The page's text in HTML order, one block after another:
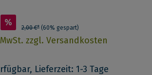
% 2,00 €* (60% gespart)
zzgl. Versandkosten
Lieferzeit: 1-3 Tage